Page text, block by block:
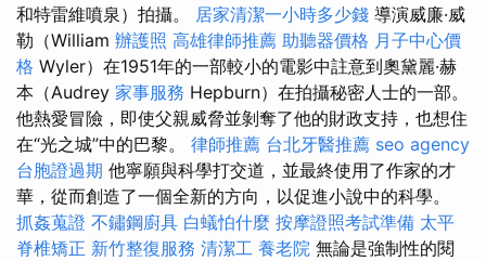
和特雷維噴泉）拍攝。 居家清潔一小時多少錢 導演威廉·威
勒（William 辦護照 高雄律師推薦 助聽器價格 月子中心價
格 Wyler）在1951年的一部較小的電影中註意到奧黛麗·赫
本（Audrey 家事服務 Hepburn）在拍攝秘密人士的一部。
他熱愛冒險，即使父親威脅並剝奪了他的財政支持，也想住
在“光之城”中的巴黎。 律師推薦 台北牙醫推薦 seo agency
台胞證過期 他寧願與科學打交道，並最終使用了作家的才
華，從而創造了一個全新的方向，以促進小說中的科學。
抓姦蒐證 不鏽鋼廚具 白蟻怕什麼 按摩證照考試準備 太平
脊椎矯正 新竹整復服務 清潔工 養老院 無論是強制性的閱